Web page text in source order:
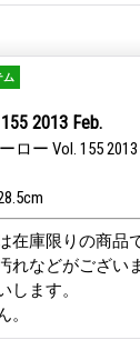
ム
2013 Feb.
ロー Vol. 155
在庫限りの商品
れなどがござい
します。